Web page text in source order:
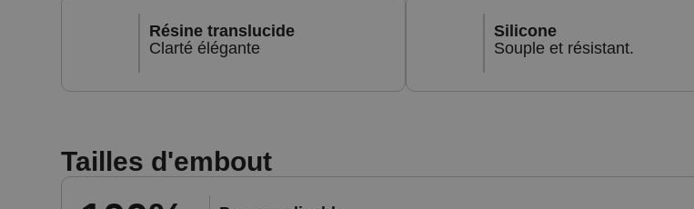
Résine translucide
Clarté élégante
Silicone
Souple et résistant.
Tailles d'embout